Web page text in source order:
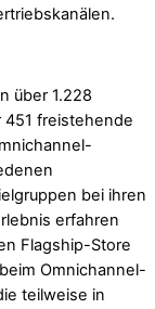
über 1.228
451 freistehende
bei ihren
erfahren
Flagship-Store
Omnichannel-
teilweise in